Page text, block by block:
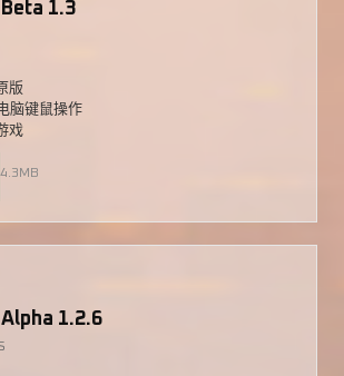
1.3
版
脑键鼠操作
戏
4.3MB
1.2.6